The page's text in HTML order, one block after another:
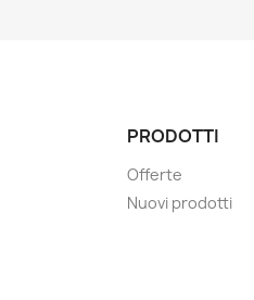
PRODOTTI
Offerte
Nuovi prodotti